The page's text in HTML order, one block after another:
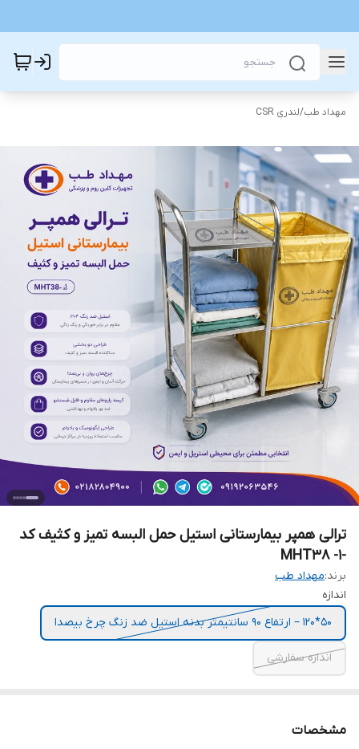
مهداد طب/لندری CSR
ترالی همپر بیمارستانی استیل حمل البسه تمیز و کثیف کد
-MHT38 -1
برند:مهداد طب
اندازه
50*120 – ارتفاع 90 سانتیمتر بدنه استیل ضد زنگ چرخ بیصدا
اندازه سفارشی
مشخصات